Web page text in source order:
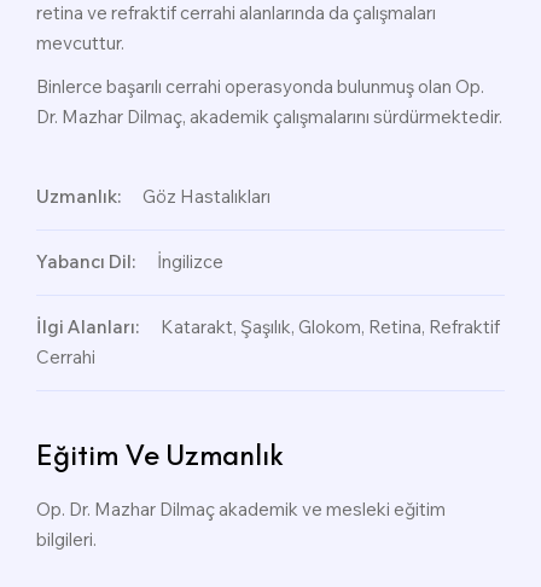
retina ve refraktif cerrahi alanlarında da çalışmaları
mevcuttur.
Binlerce başarılı cerrahi operasyonda bulunmuş olan Op.
Dr. Mazhar Dilmaç, akademik çalışmalarını sürdürmektedir.
Uzmanlık: Göz Hastalıkları
Yabancı Dil: İngilizce
İlgi Alanları:
Katarakt, Şaşılık, Glokom, Retina, Refraktif
Cerrahi
Eğitim Ve Uzmanlık
Op. Dr. Mazhar Dilmaç akademik ve mesleki eğitim
bilgileri.